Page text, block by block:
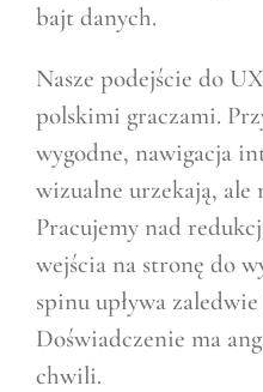
bajt danych.
Nasze podejście do
polskimi graczami.
wygodne, nawigacja
wizualne urzekają, ale
Pracujemy nad
wejścia na stronę do
spinu upływa
Doświadczenie ma
chwili.